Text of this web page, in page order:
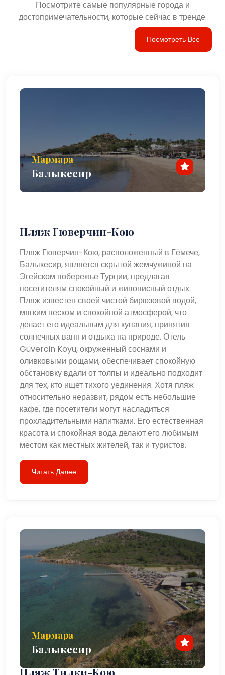
прекрасным временем для пеших прогулок по
близлежащим холмам и наслаждения природной
побережье Турции, предлагающая спокойный отдых для
непринужденной атмосферой. Гомеч с его нетронутыми
пляжами, оливковыми рощами и близостью к
близлежащим достопримечательностям, таким как
Айвалык, Бурхание и Пергамон, обеспечивает
идеальное сочетание отдыха и исследования.
обогащающие впечатления от путешествия для тех, кто
ищет тихого отдыха у моря. Его гостеприимная
атмосфера в сочетании с богатым культурным и
историческим окружением делает его идеальным
местом для семей, пар и индивидуальных
путешественников.
Посмотрите самые популярные города и
достопримечательности, которые сейчас в тренде.
Посмотреть Все
Мармара
Балыкесир
Пляж Гюверчин-Кою
Пляж Гюверчин-Кою, расположенный в Гёмече,
Балыкесир, является скрытой жемчужиной на
Эгейском побережье Турции, предлагая
посетителям спокойный и живописный отдых.
Пляж известен своей чистой бирюзовой водой,
мягким песком и спокойной атмосферой, что
делает его идеальным для купания, принятия
солнечных ванн и отдыха на природе. Отель
Güvercin Koyu, окруженный соснами и
оливковыми рощами, обеспечивает спокойную
обстановку вдали от толпы и идеально подходит
для тех, кто ищет тихого уединения. Хотя пляж
относительно неразвит, рядом есть небольшие
кафе, где посетители могут насладиться
прохладительными напитками. Его естественная
красота и спокойная вода делают его любимым
местом как местных жителей, так и туристов.
Читать Далее
Мармара
Балыкесир
Пляж Тилки-Кою